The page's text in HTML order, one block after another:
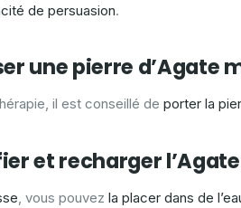
de persuasion.
une pierre d’Agate
il est conseillé de porter la
et recharger
, vous pouvez la placer dans de